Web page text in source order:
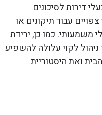
דירות לסיכונים
עבור תיקונים או
משמעותי. כמו כן, ירידת
לקוי עלולה להשפיע
ואת היסטוריית